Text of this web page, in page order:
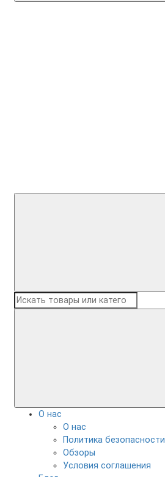
О нас
О нас
Политика безопасности
Обзоры
Условия соглашения